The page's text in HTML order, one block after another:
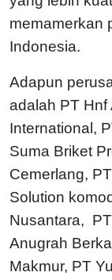
memamerkan
Indonesia.
Adapun
adalah PT Hnf
International,
Suma Briket
Cemerlang,
Solution
Nusantara,
Anugrah
Makmur, PT